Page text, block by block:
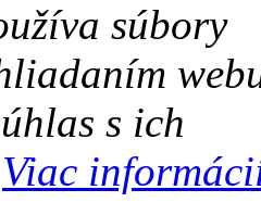
súbory
s ich
Viac